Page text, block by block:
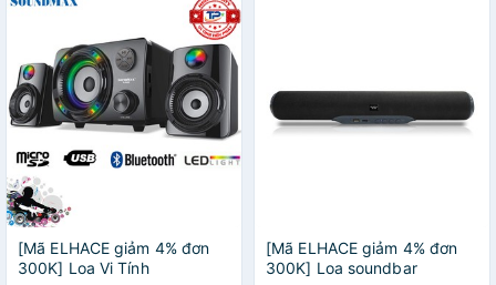
[Mã ELHACE giảm 4% đơn
300K] Loa Vi Tính
[Mã ELHACE giảm 4% đơn
300K] Loa soundbar